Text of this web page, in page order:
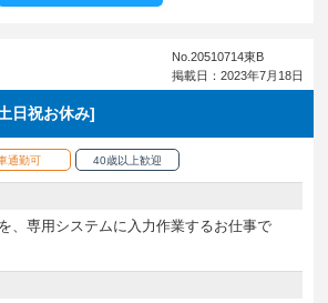
No.20510714東B
掲載日：2023年7月18日
日祝お休み]
通勤可 40歳以上歓迎
、専用システムに入力作業するお仕事で